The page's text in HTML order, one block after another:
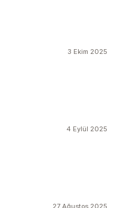
3 Ekim 2025
4 Eylül 2025
27 Ağustos 2025